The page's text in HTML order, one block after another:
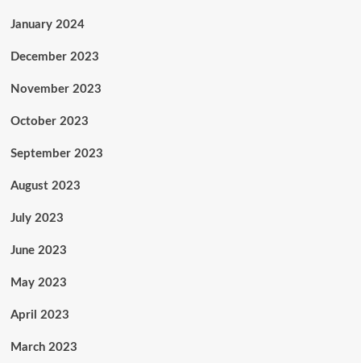
January 2024
December 2023
November 2023
October 2023
September 2023
August 2023
July 2023
June 2023
May 2023
April 2023
March 2023